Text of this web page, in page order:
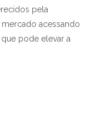
pela
acessando
pode elevar a